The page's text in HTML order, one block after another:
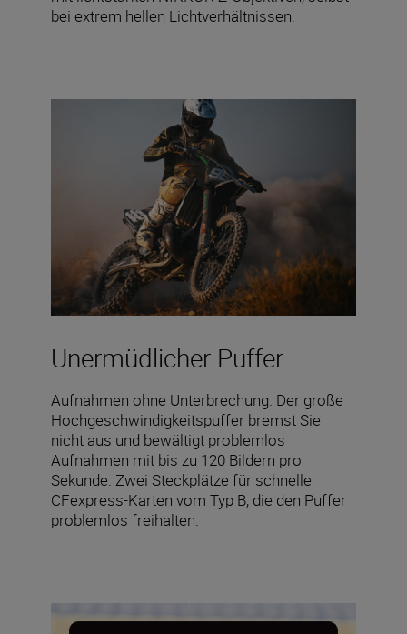
bei extrem hellen Lichtverhältnissen.
Unermüdlicher Puffer
Aufnahmen ohne Unterbrechung. Der große
Hochgeschwindigkeitspuffer bremst Sie
nicht aus und bewältigt problemlos
Aufnahmen mit bis zu 120 Bildern pro
Sekunde. Zwei Steckplätze für schnelle
CFexpress-Karten vom Typ B, die den Puffer
problemlos freihalten.